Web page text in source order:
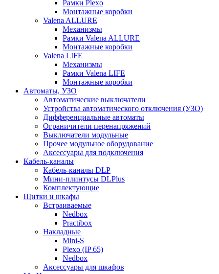
Рамки Plexo
Монтажные коробки
Valena ALLURE
Механизмы
Рамки Valena ALLURE
Монтажные коробки
Valena LIFE
Механизмы
Рамки Valena LIFE
Монтажные коробки
Автоматы, УЗО
Автоматические выключатели
Устройства автоматического отключения (УЗО)
Дифференциальные автоматы
Ограничители перенапряжений
Выключатели модульные
Прочее модульное оборудование
Аксессуары для подключения
Кабель-каналы
Кабель-каналы DLP
Мини-плинтусы DLPlus
Комплектующие
Щитки и шкафы
Встраиваемые
Nedbox
Practibox
Накладные
Mini-S
Plexo (IP 65)
Nedbox
Аксессуары для шкафов